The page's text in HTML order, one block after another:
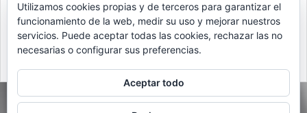
Utilizamos cookies propias y de terceros para garantizar el
funcionamiento de la web, medir su uso y mejorar nuestros
servicios. Puede aceptar todas las cookies, rechazar las no
necesarias o configurar sus preferencias.
Aceptar todo